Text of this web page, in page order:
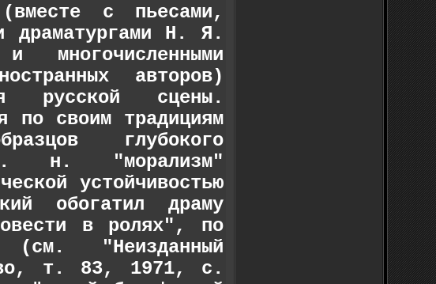
с пьесами,
драматургами Н. Я.
авторов)
русской сцены.
по своим традициям
глубокого
Т. н. "морализм"
устойчивостью
обогатил драму
в ролях", по
"Неизданный
т. 83, 1971, с.